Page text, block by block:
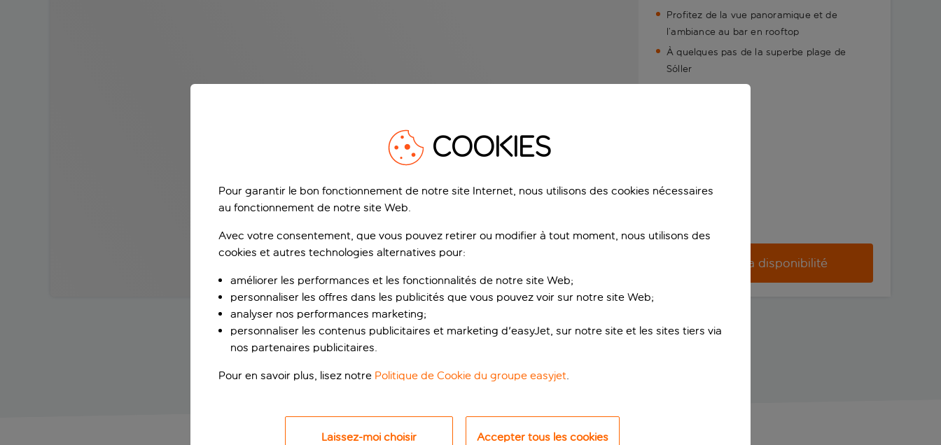
Profitez de la vue panoramique et de
l’ambiance au bar en rooftop
À quelques pas de la superbe plage de
Sóller
Vérifier la disponibilité
COOKIES
Pour garantir le bon fonctionnement de notre site Internet, nous utilisons des cookies nécessaires
au fonctionnement de notre site Web.
Avec votre consentement, que vous pouvez retirer ou modifier à tout moment, nous utilisons des
cookies et autres technologies alternatives pour:
améliorer les performances et les fonctionnalités de notre site Web;
personnaliser les offres dans les publicités que vous pouvez voir sur notre site Web;
analyser nos performances marketing;
personnaliser les contenus publicitaires et marketing d'easyJet, sur notre site et les sites tiers via
nos partenaires publicitaires.
Pour en savoir plus, lisez notre Politique de Cookie du groupe easyjet.
Laissez-moi choisir Accepter tous les cookies